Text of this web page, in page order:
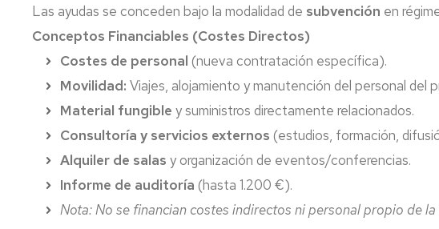
Las ayudas se conceden bajo la modalidad de subvención en
Conceptos Financiables (Costes Directos)
Costes de personal (nueva contratación específica).
Movilidad: Viajes, alojamiento y manutención del personal del
Material fungible y suministros directamente relacionados.
Consultoría y servicios externos (estudios, formación,
Alquiler de salas y organización de eventos/conferencias.
Informe de auditoría (hasta 1.200 €).
Nota: No se financian costes indirectos ni personal propio de la